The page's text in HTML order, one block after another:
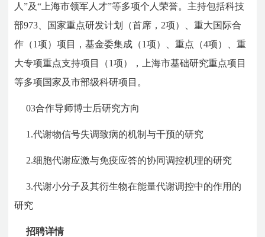
人”及“上海市领军人才”等多项个人荣誉。主持包括科技
部973、国家重点研发计划（首席，2项）、重大国际合
作（1项）项目，基金委集成（1项）、重点（4项）、重
大专项重点支持项目（1项），上海市基础研究重点项目
等多项国家及市部级科研项目。
03合作导师博士后研究方向
1.代谢物信号失调致病的机制与干预的研究
2.细胞代谢应激与免疫应答的协同调控机理的研究
3.代谢小分子及其衍生物在能量代谢调控中的作用的
研究
招聘详情